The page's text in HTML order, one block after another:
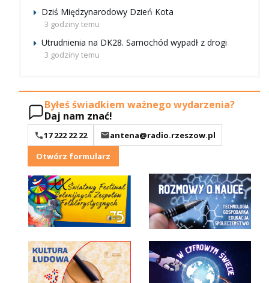
Dziś Międzynarodowy Dzień Kota
3 godziny temu
Utrudnienia na DK28. Samochód wypadł z drogi
3 godziny temu
Byłeś świadkiem ważnego wydarzenia?
Daj nam znać!
17 222 22 22
antena@radio.rzeszow.pl
Otwórz formularz